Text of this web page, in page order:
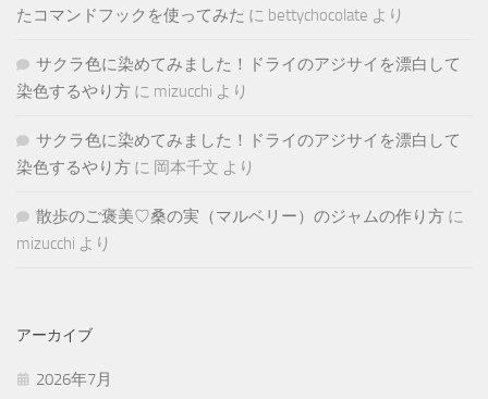
たコマンドフックを使ってみた に bettychocolate より
サクラ色に染めてみました！ドライのアジサイを漂白して
染色するやり方 に mizucchi より
サクラ色に染めてみました！ドライのアジサイを漂白して
染色するやり方 に 岡本千文 より
散歩のご褒美♡桑の実（マルベリー）のジャムの作り方 に
mizucchi より
アーカイブ
2026年7月